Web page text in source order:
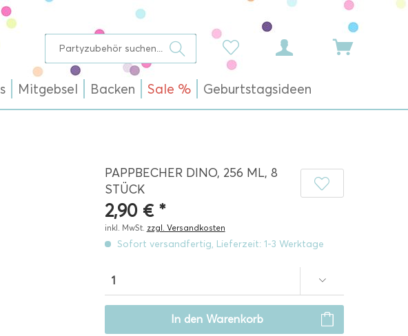
Mitgebsel Backen Sale % Geburtstagsideen
PAPPBECHER DINO, 256 ML, 8
STÜCK
2,90 € *
inkl. MwSt. zzgl. Versandkosten
Sofort versandfertig, Lieferzeit: 1-3 Werktage
In den Warenkorb